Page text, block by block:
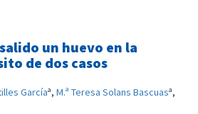
un huevo en la
de dos casos
Garcíaa, M.ª Teresa Solans Bascuasa,